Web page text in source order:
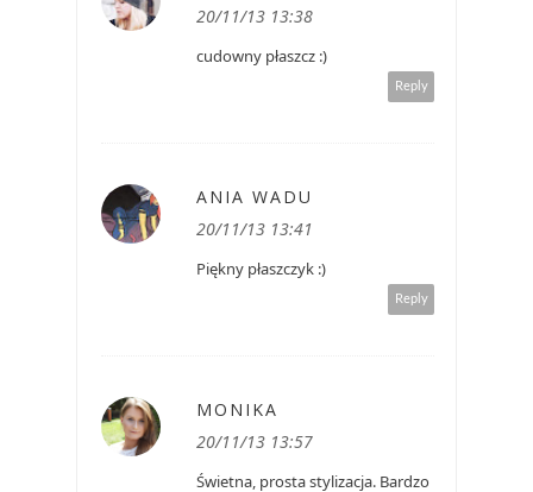
20/11/13 13:38
cudowny płaszcz :)
Reply
ANIA WADU
20/11/13 13:41
Piękny płaszczyk :)
Reply
MONIKA
20/11/13 13:57
Świetna, prosta stylizacja. Bardzo